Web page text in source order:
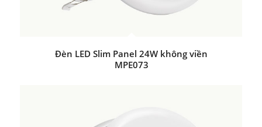
Đèn LED Slim Panel 24W không viền
MPE073